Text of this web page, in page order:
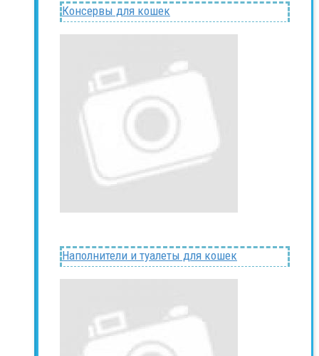
Консервы для кошек
Наполнители и туалеты для кошек